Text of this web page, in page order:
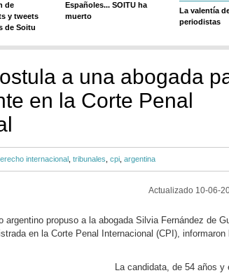
de
y tweets
de Soitu
Españoles... SOITU ha
muerto
La valentía
periodistas
a una abogada
en la Corte Penal
internacional tribunales cpi argentina
Actualizado 10-06-
argentino propuso a la abogada Silvia Fernández de
en la Corte Penal Internacional (CPI), informaron
La candidata, de 54 años y